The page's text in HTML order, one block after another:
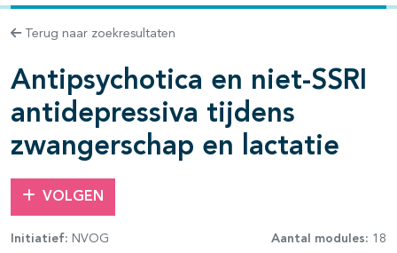
Terug naar zoekresultaten
Antipsychotica en niet-SSRI
antidepressiva tijdens
zwangerschap en lactatie
VOLGEN
Initiatief: NVOG Aantal modules: 18
openklappen